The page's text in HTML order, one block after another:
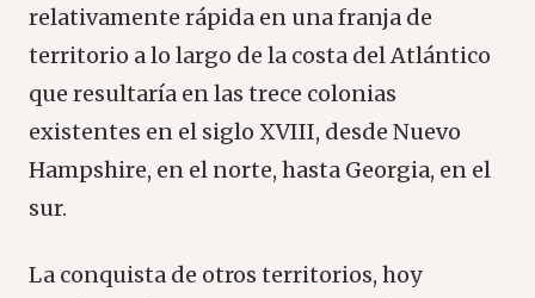
relativamente rápida en una franja de
territorio a lo largo de la costa del Atlántico
que resultaría en las trece colonias
existentes en el siglo XVIII, desde Nuevo
Hampshire, en el norte, hasta Georgia, en el
sur.
La conquista de otros territorios, hoy